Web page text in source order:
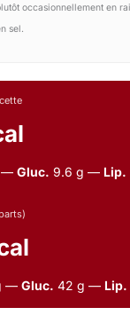
occasionnellement en
sel.
— Gluc. 9.6 g — Lip.
— Gluc. 42 g — Lip.